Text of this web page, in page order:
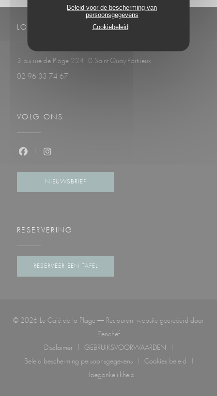
Beleid voor de bescherming van
persoonsgegevens
Cookiebeleid
LOCATIE
3 bis rue de Plage 22410 Saint-Quay-Portrieux((opent in een nieuw
02 96 33 74 67
VOLG ONS
NIEUWSBRIEF
RESERVERING
RESERVEER EEN TAFEL
© 2026 Le Café de la Plage — Restaurant website gecreëerd door
Zenchef((opent in een nieuw venster))
Disclaimer
GEBRUIKSVOORWAARDEN
Beleid bescherming persoonsgegevens
((opent in een nieuw venster))
Cookies beleid
Toegankelijkheid
((opent in een nieuw venster))